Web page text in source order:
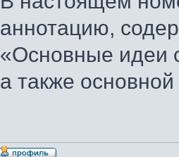
аннотацию,
«Основные идеи
а также